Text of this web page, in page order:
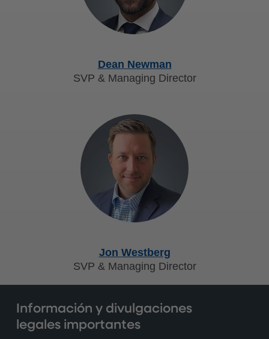
Dean Newman
SVP & Managing Director
Jon Westberg
SVP & Managing Director
Información y divulgaciones
legales importantes